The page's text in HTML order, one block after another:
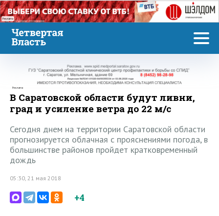
Реклама
Реклама
В Саратовской области будут ливни,
град и усиление ветра до 22 м/с
Сегодня днем на территории Саратовской области
прогнозируется облачная с прояснениями погода, в
большинстве районов пройдет кратковременный
дождь
05:30, 21 мая 2018
+4